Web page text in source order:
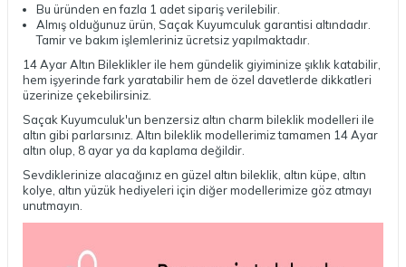
Bu üründen en fazla 1 adet sipariş verilebilir.
Almış olduğunuz ürün, Saçak Kuyumculuk garantisi altındadır.
Tamir ve bakım işlemleriniz ücretsiz yapılmaktadır.
14 Ayar Altın Bileklikler ile hem gündelik giyiminize şıklık katabilir,
hem işyerinde fark yaratabilir hem de özel davetlerde dikkatleri
üzerinize çekebilirsiniz.
Saçak Kuyumculuk'un benzersiz altın charm bileklikmodelleri ile
altın gibi parlarsınız. Altın bileklik modellerimiz tamamen 14 Ayar
altın olup, 8 ayar ya da kaplama değildir.
Sevdiklerinize alacağınız en güzel altın bileklik, altın küpe, altın
kolye, altın yüzükhediyeleri için diğer modellerimize göz atmayı
unutmayın.